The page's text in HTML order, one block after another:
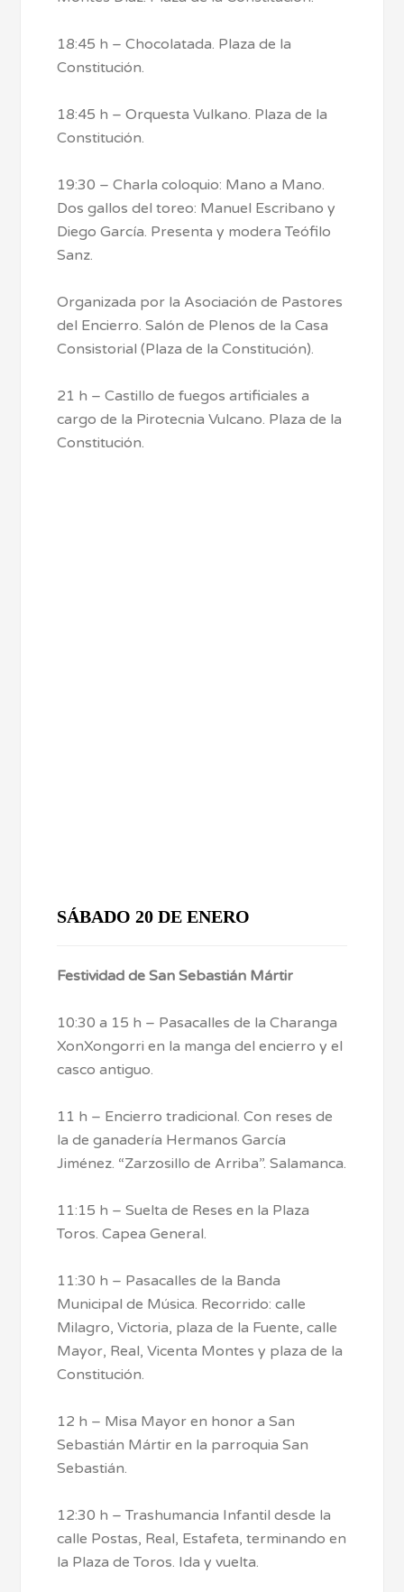
18:45 h – Chocolatada. Plaza de la
Constitución.
18:45 h – Orquesta Vulkano. Plaza de la
Constitución.
19:30 – Charla coloquio: Mano a Mano.
Dos gallos del toreo: Manuel Escribano y
Diego García. Presenta y modera Teófilo
Sanz.
Organizada por la Asociación de Pastores
del Encierro. Salón de Plenos de la Casa
Consistorial (Plaza de la Constitución).
21 h – Castillo de fuegos artificiales a
cargo de la Pirotecnia Vulcano. Plaza de la
Constitución.
SÁBADO 20 DE ENERO
Festividad de San Sebastián Mártir
10:30 a 15 h – Pasacalles de la Charanga
XonXongorri en la manga del encierro y el
casco antiguo.
11 h – Encierro tradicional. Con reses de
la de ganadería Hermanos García
Jiménez. “Zarzosillo de Arriba”. Salamanca.
11:15 h – Suelta de Reses en la Plaza
Toros. Capea General.
11:30 h – Pasacalles de la Banda
Municipal de Música. Recorrido: calle
Milagro, Victoria, plaza de la Fuente, calle
Mayor, Real, Vicenta Montes y plaza de la
Constitución.
12 h – Misa Mayor en honor a San
Sebastián Mártir en la parroquia San
Sebastián.
12:30 h – Trashumancia Infantil desde la
calle Postas, Real, Estafeta, terminando en
la Plaza de Toros. Ida y vuelta.